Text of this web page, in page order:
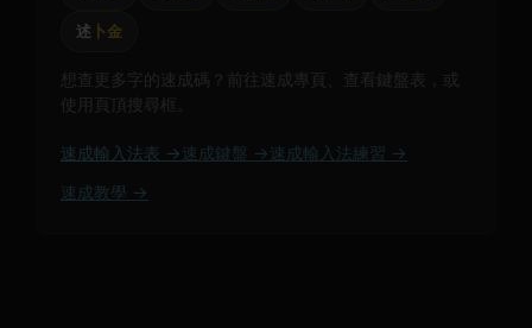
述 卜金
想查更多字的速成碼？前往速成專頁、查看鍵盤表，或
使用頁頂搜尋框。
速成輸入法表 → 速成鍵盤 → 速成輸入法練習 →
速成教學 →